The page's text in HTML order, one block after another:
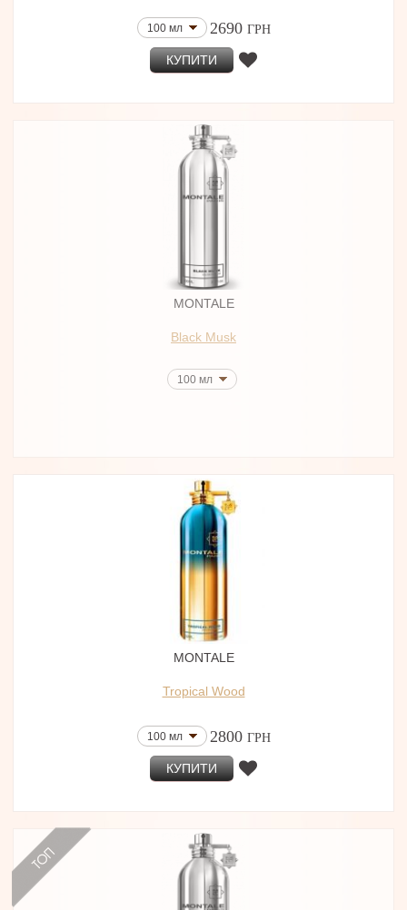
100 мл 2690 ГРН
КУПИТИ
MONTALE
Black Musk
100 мл
MONTALE
Tropical Wood
100 мл 2800 ГРН
КУПИТИ